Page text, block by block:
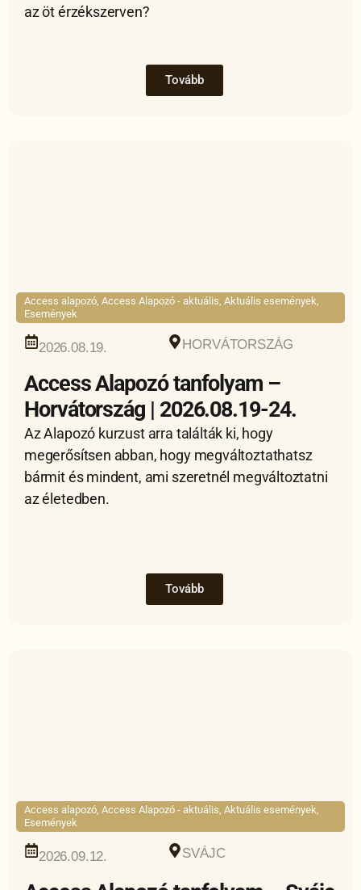
az öt érzékszerven?
Tovább
Access alapozó, Access Alapozó - aktuális, Aktuális események,
Események
2026.08.19. HORVÁTORSZÁG
Access Alapozó tanfolyam –
Horvátország | 2026.08.19-24.
Az Alapozó kurzust arra találták ki, hogy
megerősítsen abban, hogy megváltoztathatsz
bármit és mindent, ami szeretnél megváltoztatni
az életedben.
Tovább
Access alapozó, Access Alapozó - aktuális, Aktuális események,
Események
2026.09.12. SVÁJC